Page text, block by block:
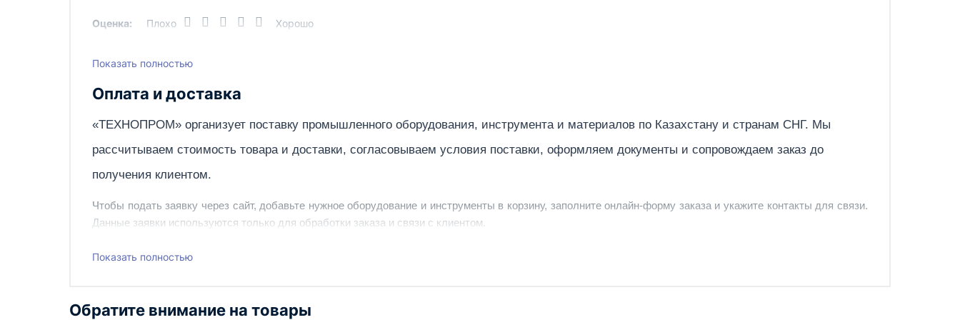
Оценка: Плохо Хорошо
Написать отзыв
Показать полностью
Оплата и доставка
«ТЕХНОПРОМ» организует поставку промышленного оборудования, инструмента и материалов по Казахстану и странам СНГ. Мы
рассчитываем стоимость товара и доставки, согласовываем условия поставки, оформляем документы и сопровождаем заказ до
получения клиентом.
Чтобы подать заявку через сайт, добавьте нужное оборудование и инструменты в корзину, заполните онлайн-форму заказа и укажите контакты для связи.
Данные заявки используются только для обработки заказа и связи с клиентом.
Наш сотрудник свяжется с вами, чтобы подтвердить заявку, уточнить детали, рассчитать стоимость поставки и предложить удобный вариант доставки.
Показать полностью
Обратите внимание на товары